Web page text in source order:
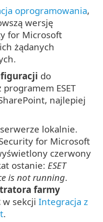
oprogramowania,
wersję
for Microsoft
żądanych
do
ESET
najlepiej
lokalnie.
for Microsoft
czerwony
ostanie: ESET
is not running.
farmy
w sekcji Integracja z
.